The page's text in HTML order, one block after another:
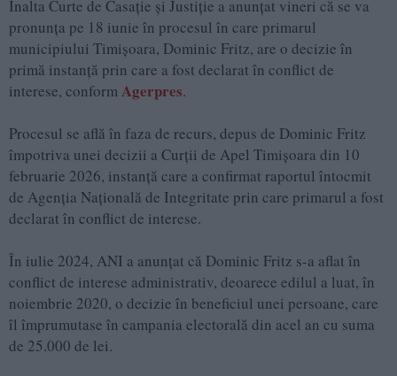
Înalta Curte de Casație și Justiție a anunțat vineri că se va
pronunța pe 18 iunie în procesul în care primarul
municipiului Timișoara, Dominic Fritz, are o decizie în
primă instanță prin care a fost declarat în conflict de
interese, conformAgerpres.
Procesul se află în faza de recurs, depus de Dominic Fritz
împotriva unei decizii a Curții de Apel Timișoara din 10
februarie 2026, instanță care a confirmat raportul întocmit
de Agenția Națională de Integritate prin care primarul a fost
declarat în conflict de interese.
În iulie 2024, ANI a anunțat că Dominic Fritz s-a aflat în
conflict de interese administrativ, deoarece edilul a luat, în
noiembrie 2020, o decizie în beneficiul unei persoane, care
îl împrumutase în campania electorală din acel an cu suma
de 25.000 de lei.